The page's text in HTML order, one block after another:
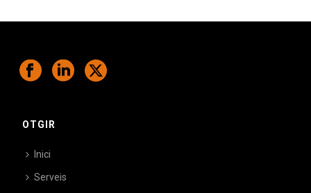
OTGIR
Inici
Serveis